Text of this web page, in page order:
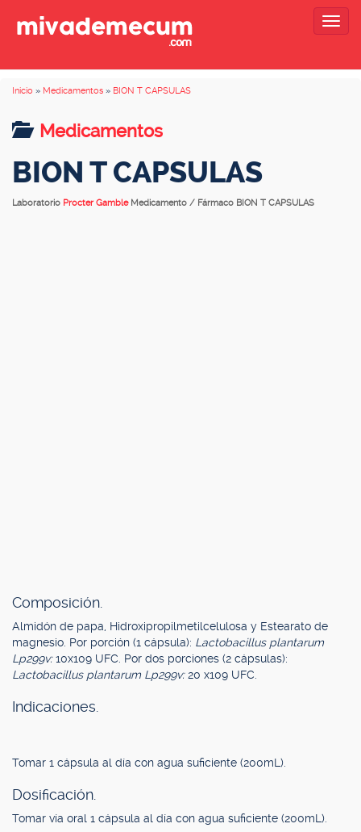
Inicio » Medicamentos » BION T CAPSULAS
Medicamentos
BION T CAPSULAS
Laboratorio Procter Gamble Medicamento / Fármaco BION T CAPSULAS
Composición.
Almidón de papa, Hidroxipropilmetilcelulosa y Estearato de
magnesio. Por porción (1 cápsula): Lactobacillus plantarum
Lp299v:10x109 UFC. Por dos porciones (2 cápsulas):
Lactobacillus plantarum Lp299v: 20 x109 UFC.
Indicaciones.
Tomar 1 cápsula al día con agua suficiente (200mL).
Dosificación.
Tomar vía oral 1 cápsula al día con agua suficiente (200mL).